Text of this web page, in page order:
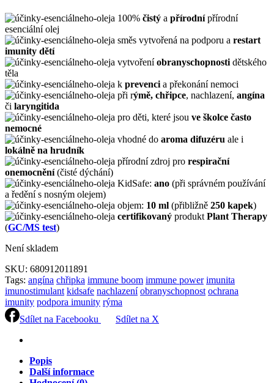
100% čistý a přírodnípřírodní
esenciální olej
směs vytvořená na podporu a restart
imunity dětí
vytvořeníobranyschopnosti dětského
těla
k prevenci a překonání nemoci
při rýmě, chřipce, nachlazení, angína
či laryngitida
pro děti, které jsou ve školce často
nemocné
vhodné do aroma difuzéru ale i
lokálně na hrudník
přírodní zdroj pro respirační
onemocnění(čisté dýchání)
KidSafe: ano (při správném používání
a ředění s nosným olejem)
objem: 10 ml (přibližně 250 kapek)
certifikovaný produkt Plant Therapy
(GC/MS test)
Není skladem
SKU: 680912011891
Tags: angína chřipka immune boom immune power imunita
imunostimulant kidsafe nachlazení obranyschopnost ochrana
imunity podpora imunity rýma
Sdílet na Facebooku
Sdílet na X
Popis
Další informace